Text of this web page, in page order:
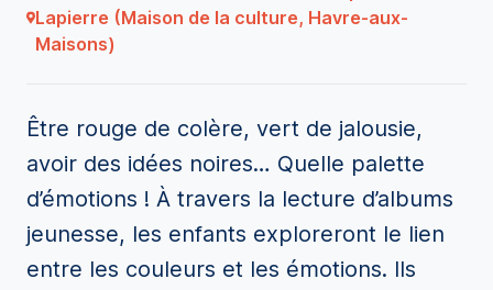
Lapierre (Maison de la culture, Havre-aux-
Maisons)
Être rouge de colère, vert de jalousie,
avoir des idées noires… Quelle palette
d’émotions ! À travers la lecture d’albums
jeunesse, les enfants exploreront le lien
entre les couleurs et les émotions. Ils